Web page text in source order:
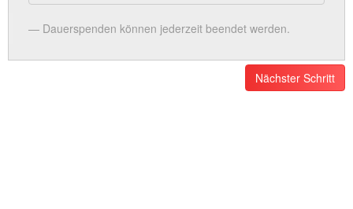
Dauerspenden können jederzeit beendet werden.
Nächster Schritt